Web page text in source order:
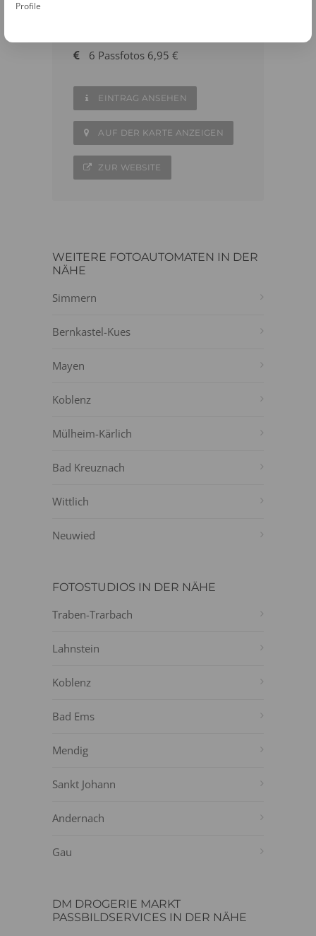
6 Passfotos 6,95 €
EINTRAG ANSEHEN
AUF DER KARTE ANZEIGEN
ZUR WEBSITE
WEITERE FOTOAUTOMATEN IN DER
NÄHE
Simmern
Bernkastel-Kues
Mayen
Koblenz
Mülheim-Kärlich
Bad Kreuznach
Wittlich
Neuwied
FOTOSTUDIOS IN DER NÄHE
Traben-Trarbach
Lahnstein
Koblenz
Bad Ems
Mendig
Sankt Johann
Andernach
Gau
DM DROGERIE MARKT
PASSBILDSERVICES IN DER NÄHE
Profile